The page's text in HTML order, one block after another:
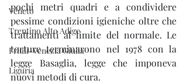
Veneto
Trentino Alto Adige
Friuli-Venezia Giulia
Liguria
pochi metri quadri e a condividere
pessime condizioni igieniche oltre che
trattamenti al limite del normale. Le
torture terminarono nel 1978 con la
legge Basaglia, legge che imponeva
nuovi metodi di cura.